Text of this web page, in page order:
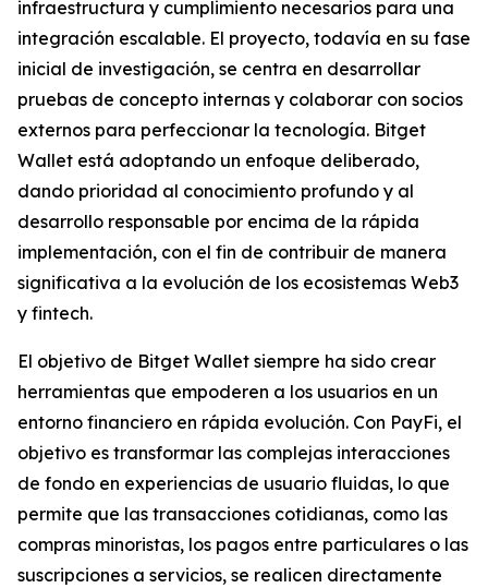
infraestructura y cumplimiento necesarios para una
integración escalable. El proyecto, todavía en su fase
inicial de investigación, se centra en desarrollar
pruebas de concepto internas y colaborar con socios
externos para perfeccionar la tecnología. Bitget
Wallet está adoptando un enfoque deliberado,
dando prioridad al conocimiento profundo y al
desarrollo responsable por encima de la rápida
implementación, con el fin de contribuir de manera
significativa a la evolución de los ecosistemas Web3
y fintech.
El objetivo de Bitget Wallet siempre ha sido crear
herramientas que empoderen a los usuarios en un
entorno financiero en rápida evolución. Con PayFi, el
objetivo es transformar las complejas interacciones
de fondo en experiencias de usuario fluidas, lo que
permite que las transacciones cotidianas, como las
compras minoristas, los pagos entre particulares o las
suscripciones a servicios, se realicen directamente